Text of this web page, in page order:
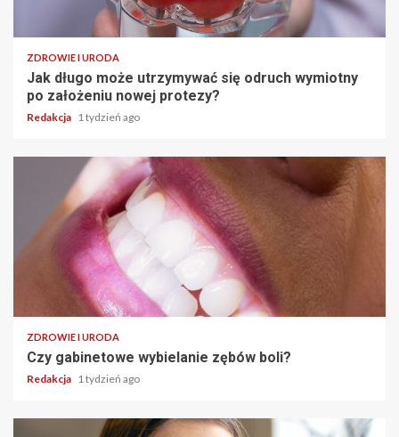
ZDROWIE I URODA
Jak długo może utrzymywać się odruch wymiotny
po założeniu nowej protezy?
Redakcja 1 tydzień ago
ZDROWIE I URODA
Czy gabinetowe wybielanie zębów boli?
Redakcja 1 tydzień ago